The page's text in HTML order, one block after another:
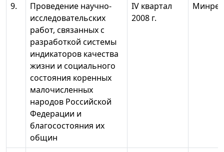
9.
Проведение научно-
исследовательских
работ, связанных с
разработкой системы
индикаторов качества
жизни и социального
состояния коренных
малочисленных
народов Российской
Федерации и
благосостояния их
общин
IV квартал
2008 г.